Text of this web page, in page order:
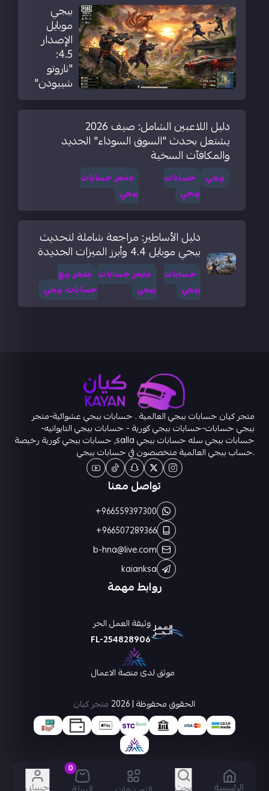
الرئيسية
0
حسابي
ببجي
موبايل
الإصدار
4.5:
"ناروتو
شيبودن"
دليل اللاعبين الشامل: صيف 2026
يشتعل بحدث "السوق السوداء" الجديد
والمكافآت السخية
ببجي
حسابات
ببحي
متجر حسابات
ببجي
دليل الأساطير: مراجعة شاملة لتحديث
ببجي موبايل 4.4 وأبرز الميزات الجديدة
حسابات
ببجي
متجر حسابات
ببجي
متجر بيع
حسابات ببجي
متجر كيان حسابات ببجي العالمية . حسابات ببجي عشوائية-متجر
ببجي حسابات-حسابات ببجي كورية - حسابات ببجي التايوانيه-
حسابات ببجي سله حسابات ببجي salla, حسابات ببجي كورية رخيصة
.حساب ببجي العالمية متخصصون في حسابات ببجي
روابط مهمة
تواصل معنا
+966559397300
+966507289366
b-hna@live.com
kaianksa
وثيقة العمل الحر
FL-254828906
موثق لدى منصة الاعمال
الحقوق محفوظة | 2026
متجر كيان